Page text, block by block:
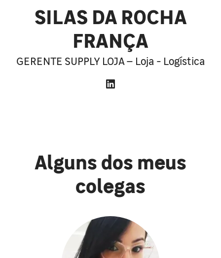
SILAS DA ROCHA
FRANÇA
GERENTE SUPPLY LOJA – Loja - Logística
Alguns dos meus
colegas